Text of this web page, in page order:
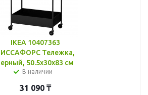
IKEA 10407363
Тележка,
50.5x30x83 см
В наличии
31 090₸